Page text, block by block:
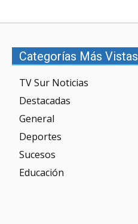
Categorías Más Vistas
TV Sur Noticias
Destacadas
General
Deportes
Sucesos
Educación